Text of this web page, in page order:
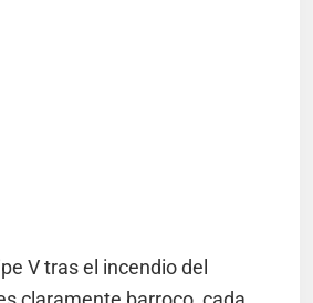
V tras el incendio del